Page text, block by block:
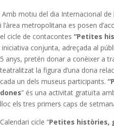
Amb motiu del dia Internacional
i l’àrea metropolitana es posen
el cicle de contacontes “Petites
iniciativa conjunta, adreçada al
5 anys, pretén donar a conèixer a
teatralitzat la figura d’una dona
cada un dels museus participants.
dones” és una activitat gratuïta
lloc els tres primers caps de
Calendari cicle “Petites històries,